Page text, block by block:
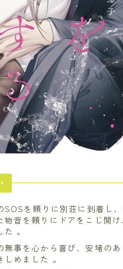
SOSを頼りに別荘に到着し
物音を頼りにドアをこじ開け
。
無事を心から喜び、安堵の
めました 。